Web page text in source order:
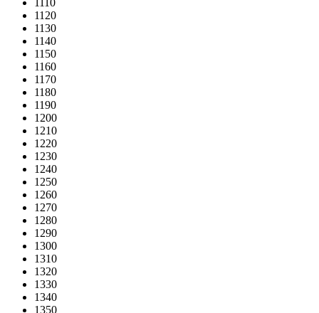
1110
1120
1130
1140
1150
1160
1170
1180
1190
1200
1210
1220
1230
1240
1250
1260
1270
1280
1290
1300
1310
1320
1330
1340
1350